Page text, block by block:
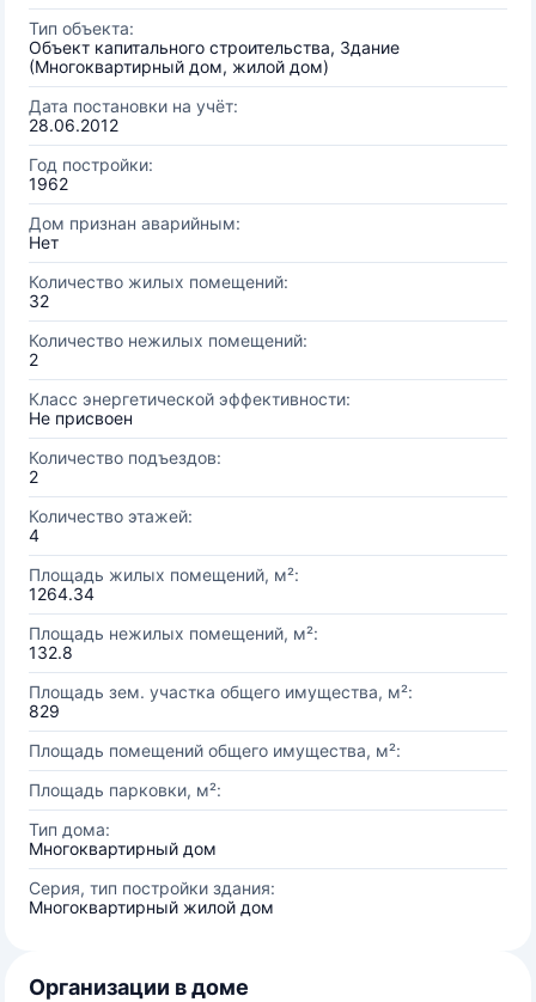
Тип объекта:
Объект капитального строительства, Здание
(Многоквартирный дом, жилой дом)
Дата постановки на учёт:
28.06.2012
Год постройки:
1962
Дом признан аварийным:
Нет
Количество жилых помещений:
32
Количество нежилых помещений:
2
Класс энергетической эффективности:
Не присвоен
Количество подъездов:
2
Количество этажей:
4
Площадь жилых помещений, м²:
1264.34
Площадь нежилых помещений, м²:
132.8
Площадь зем. участка общего имущества, м²:
829
Площадь помещений общего имущества, м²:
Площадь парковки, м²:
Тип дома:
Многоквартирный дом
Серия, тип постройки здания:
Многоквартирный жилой дом
Организации в доме